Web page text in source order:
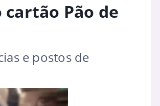
Pão de
e postos de